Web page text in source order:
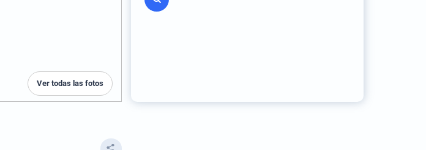
Ver todas las fotos